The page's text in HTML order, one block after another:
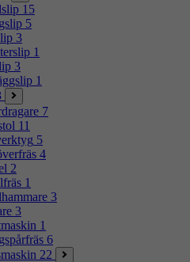
15
5
3
1
3
1
7
11
5
4
2
1
3
3
1
6
22